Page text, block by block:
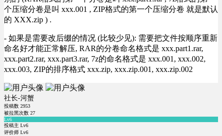
个压缩分卷是叫 xxx.001 , ZIP格式的第一个压缩分卷 就是默认
的 XXX.zip ) .
- 如果是需要改后缀的情况 (比较少见): 需要把文件按顺序重新
命名好才能正常解压, RAR的分卷命名格式是 xxx.part1.rar,
xxx.part2.rar, xxx.part3.rar, 7z的命名格式是 xxx.001, xxx.002,
xxx.003, ZIP的排序格式 xxx.zip, xxx.zip.001, xxx.zip.002
社长-河蟹
投稿数 2953
被拉黑次数 27
Lv6
投稿主 Lv6
评价师 Lv6